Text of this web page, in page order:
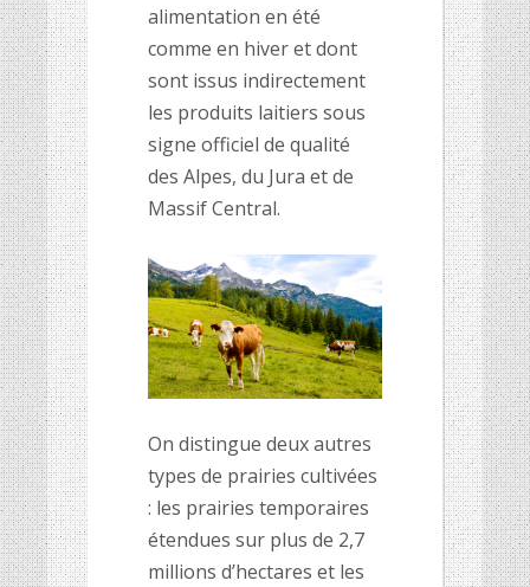
alimentation en été
comme en hiver et dont
sont issus indirectement
les produits laitiers sous
signe officiel de qualité
des Alpes, du Jura et de
Massif Central.
On distingue deux autres
types de prairies cultivées
: les prairies temporaires
étendues sur plus de 2,7
millions d’hectares et les